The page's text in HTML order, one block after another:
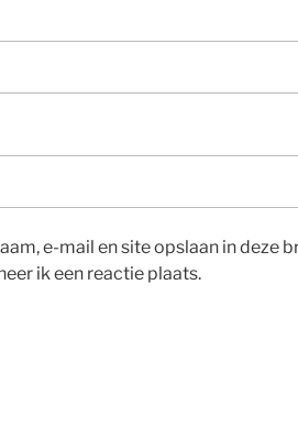
e-mail en site opslaan in deze
ik een reactie plaats.